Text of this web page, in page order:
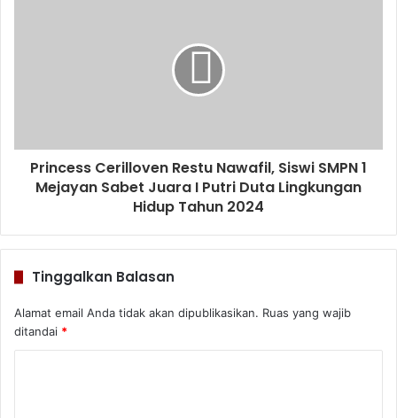
Princess Cerilloven Restu Nawafil, Siswi SMPN 1
Mejayan Sabet Juara I Putri Duta Lingkungan
Hidup Tahun 2024
Tinggalkan Balasan
Alamat email Anda tidak akan dipublikasikan. Ruas yang wajib
ditandai *